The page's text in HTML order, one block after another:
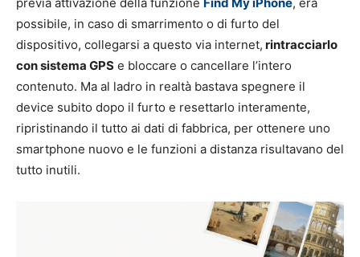
possibile, in caso di smarrimento o di furto del
dispositivo, collegarsi a questo via internet, rintracciarlo
con sistema GPS e bloccare o cancellare l’intero
contenuto. Ma al ladro in realtà bastava spegnere il
device subito dopo il furto e resettarlo interamente,
ripristinando il tutto ai dati di fabbrica, per ottenere uno
smartphone nuovo e le funzioni a distanza risultavano del
tutto inutili.